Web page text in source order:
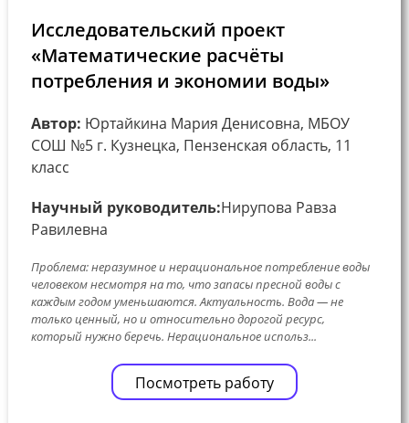
Исследовательский проект
«Математические расчёты
потребления и экономии воды»
Автор: Юртайкина Мария Денисовна, МБОУ
СОШ №5 г. Кузнецка, Пензенская область, 11
класс
Научный руководитель:Нирупова Равза
Равилевна
Проблема: неразумное и нерациональное потребление воды
человеком несмотря на то, что запасы пресной воды с
каждым годом уменьшаются. Актуальность. Вода — не
только ценный, но и относительно дорогой ресурс,
который нужно беречь. Нерациональное использ...
Посмотреть работу